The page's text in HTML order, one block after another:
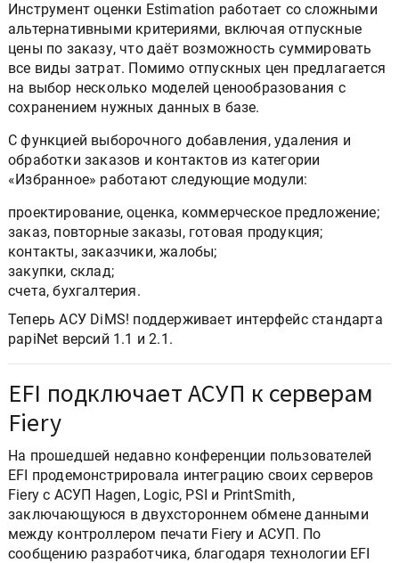
Инструмент оценки Estimation работает со сложными
альтернативными критериями, включая отпускные
цены по заказу, что даёт возможность суммировать
все виды затрат. Помимо отпускных цен предлагается
на выбор несколько моделей ценообразования с
сохранением нужных данных в базе.
С функцией выборочного добавления, удаления и
обработки заказов и контактов из категории
«Избранное» работают следующие модули:
проектирование, оценка, коммерческое предложение;
заказ, повторные заказы, готовая продукция;
контакты, заказчики, жалобы;
закупки, склад;
счета, бухгалтерия.
Теперь АСУ DiMS! поддерживает интерфейс стандарта
papiNet версий 1.1 и 2.1.
EFI подключает АСУП к серверам
Fiery
На прошедшей недавно конференции пользователей
EFI продемонстрировала интеграцию своих серверов
Fiery с АСУП Hagen, Logic, PSI и PrintSmith,
заключающуюся в двухстороннем обмене данными
между контроллером печати Fiery и АСУП. По
сообщению разработчика, благодаря технологии EFI